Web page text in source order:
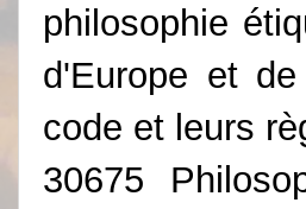
philosophie
d'Europe et
code et leurs
30675